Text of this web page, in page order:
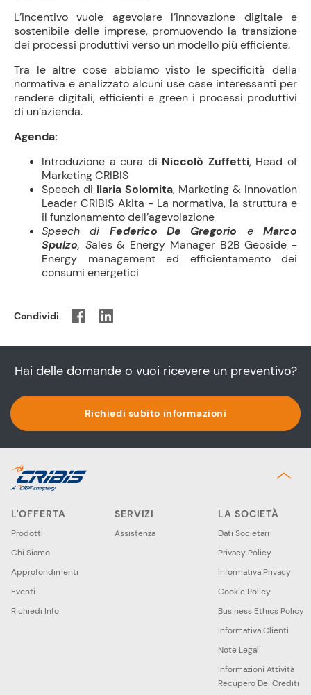
L’incentivo vuole agevolare l’innovazione digitale e
sostenibile delle imprese, promuovendo la transizione
dei processi produttivi verso un modello più efficiente.
Tra le altre cose abbiamo visto le specificità della
normativa e analizzato alcuni use case interessanti per
rendere digitali, efficienti e green i processi produttivi
di un’azienda.
Agenda:
Introduzione a cura di Niccolò Zuffetti, Head of
Marketing CRIBIS
Speech di Ilaria Solomita, Marketing & Innovation
Leader CRIBIS Akita - La normativa, la struttura e
il funzionamento dell’agevolazione
Speech di Federico De Gregorio eMarco
Spulzo, Sales & Energy Manager B2B Geoside -
Energy management ed efficientamento dei
consumi energetici
Condividi
Hai delle domande o vuoi ricevere un preventivo?
Richiedi subito informazioni
L'OFFERTA
Prodotti
Chi Siamo
Approfondimenti
Eventi
Richiedi Info
SERVIZI
Assistenza
LA SOCIETÀ
Dati Societari
Privacy Policy
Informativa Privacy
Cookie Policy
Business Ethics Policy
Informativa Clienti
Note Legali
Informazioni Attività
Recupero Dei Crediti